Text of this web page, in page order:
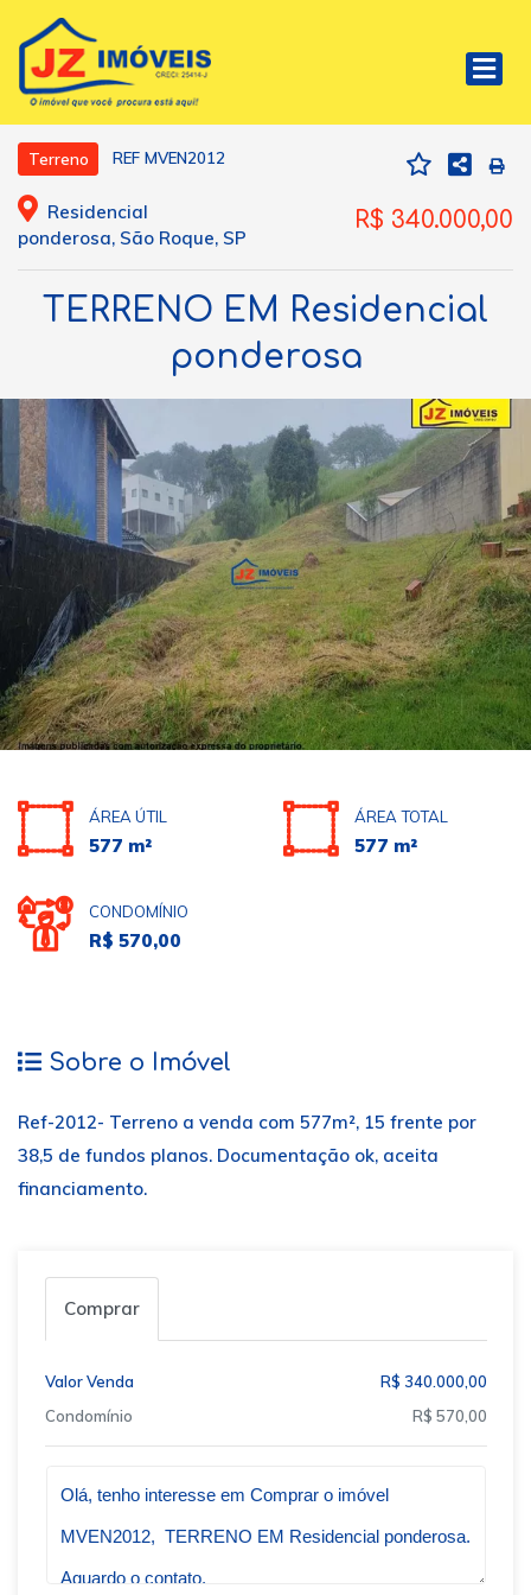
Terreno REF MVEN2012
Residencial
ponderosa, São Roque, SP
R$ 340.000,00
TERRENO EM Residencial
ponderosa
ÁREA ÚTIL
577 m²
ÁREA TOTAL
577 m²
CONDOMÍNIO
R$ 570,00
Sobre o Imóvel
Ref-2012- Terreno a venda com 577m², 15 frente por
38,5 de fundos planos. Documentação ok, aceita
financiamento.
Comprar
Valor Venda
R$ 340.000,00
Condomínio
R$ 570,00